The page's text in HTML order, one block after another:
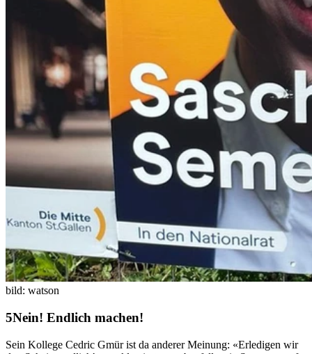
bild: watson
Nein! Endlich machen!
Sein Kollege Cedric Gmür ist da anderer Meinung: «Erledigen wir